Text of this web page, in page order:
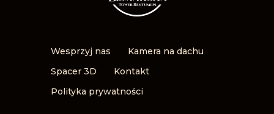
Wesprzyj nas
Kamera na dachu
Spacer 3D
Kontakt
Polityka prywatności